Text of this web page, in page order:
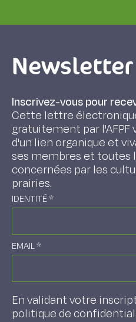
Newsletter
Inscrivez-vous pour
Cette lettre
gratuitement par l'AFPF
d'un lien organique et
ses membres et toutes
concernées par les
prairies.
IDENTITÉ*
EMAIL*
En validant votre
politique de